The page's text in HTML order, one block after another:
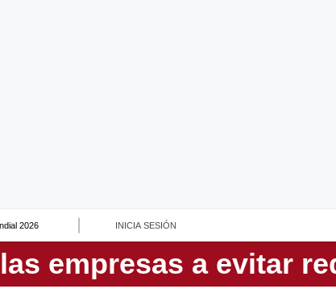
2026 INICIA SESIÓN